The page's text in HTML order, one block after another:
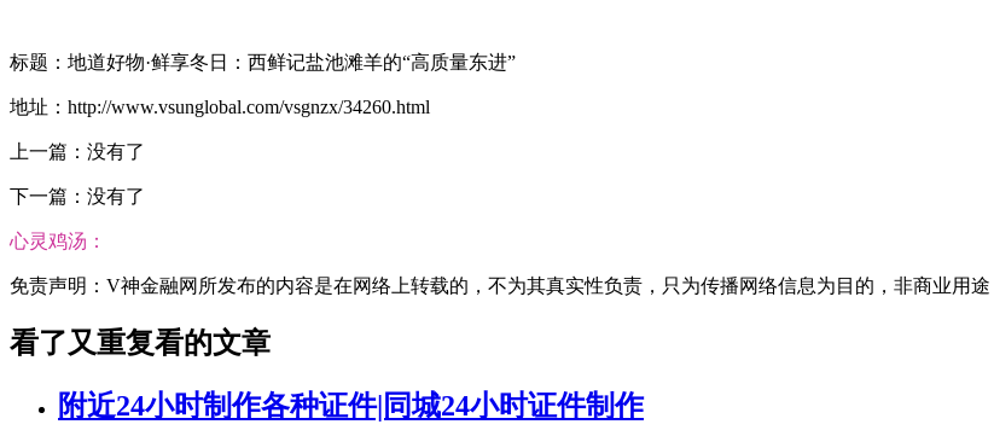
标题：地道好物·鲜享冬日：西鲜记盐池滩羊的“高质量东进”
地址：http://www.vsunglobal.com/vsgnzx/34260.html
上一篇：没有了
下一篇：没有了
心灵鸡汤：
免责声明：V神金融网所发布的内容是在网络上转载的，不为其真实性负责，只为传播网络信息为目的，非商业用途
看了又重复看的文章
附近24小时制作各种证件|同城24小时证件制作